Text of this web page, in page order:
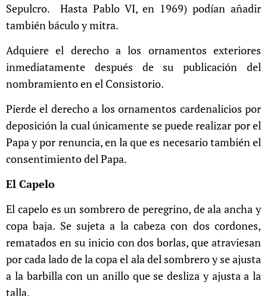
Sepulcro. Hasta Pablo VI, en 1969) podían añadir
también báculo y mitra.
Adquiere el derecho a los ornamentos exteriores
inmediatamente después de su publicación del
nombramiento en el Consistorio.
Pierde el derecho a los ornamentos cardenalicios por
deposición la cual únicamente se puede realizar por el
Papa y por renuncia, en la que es necesario también el
consentimiento del Papa.
El Capelo
El capelo es un sombrero de peregrino, de ala ancha y
copa baja. Se sujeta a la cabeza con dos cordones,
rematados en su inicio con dos borlas, que atraviesan
por cada lado de la copa el ala del sombrero y se ajusta
a la barbilla con un anillo que se desliza y ajusta a la
talla.